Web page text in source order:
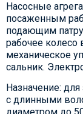
Насосные
посаженным
подающим
рабочее колесо
механическое
сальник.
Назначение:
с длинными